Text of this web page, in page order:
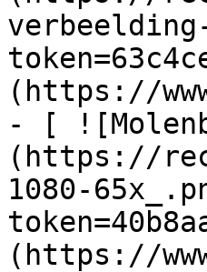
(https://
- [
(https://
1080-
(https://